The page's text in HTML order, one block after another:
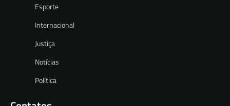
Esporte
Internacional
Justiça
Notícias
Política